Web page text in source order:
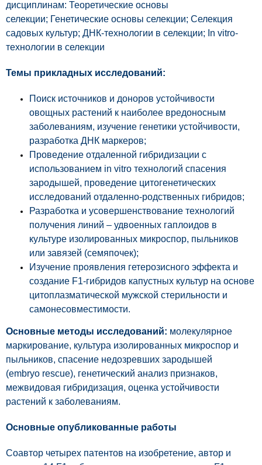
дисциплинам: Теоретические основы
селекции; Генетические основы селекции; Селекция
садовых культур; ДНК-технологии в селекции; In vitro-
технологии в селекции
Темы прикладных исследований:
Поиск источников и доноров устойчивости
овощных растений к наиболее вредоносным
заболеваниям, изучение генетики устойчивости,
разработка ДНК маркеров;
Проведение отдаленной гибридизации с
использованием in vitro технологий спасения
зародышей, проведение цитогенетических
исследований отдаленно-родственных гибридов;
Разработка и усовершенствование технологий
получения линий – удвоенных гаплоидов в
культуре изолированных микроспор, пыльников
или завязей (семяпочек);
Изучение проявления гетерозисного эффекта и
создание F1-гибридов капустных культур на основе
цитоплазматической мужской стерильности и
самонесовместимости.
Основные методы исследований: молекулярное
маркирование, культура изолированных микроспор и
пыльников, спасение недозревших зародышей
(embryo rescue), генетический анализ признаков,
межвидовая гибридизация, оценка устойчивости
растений к заболеваниям.
Основные опубликованные работы
Соавтор четырех патентов на изобретение, автор и